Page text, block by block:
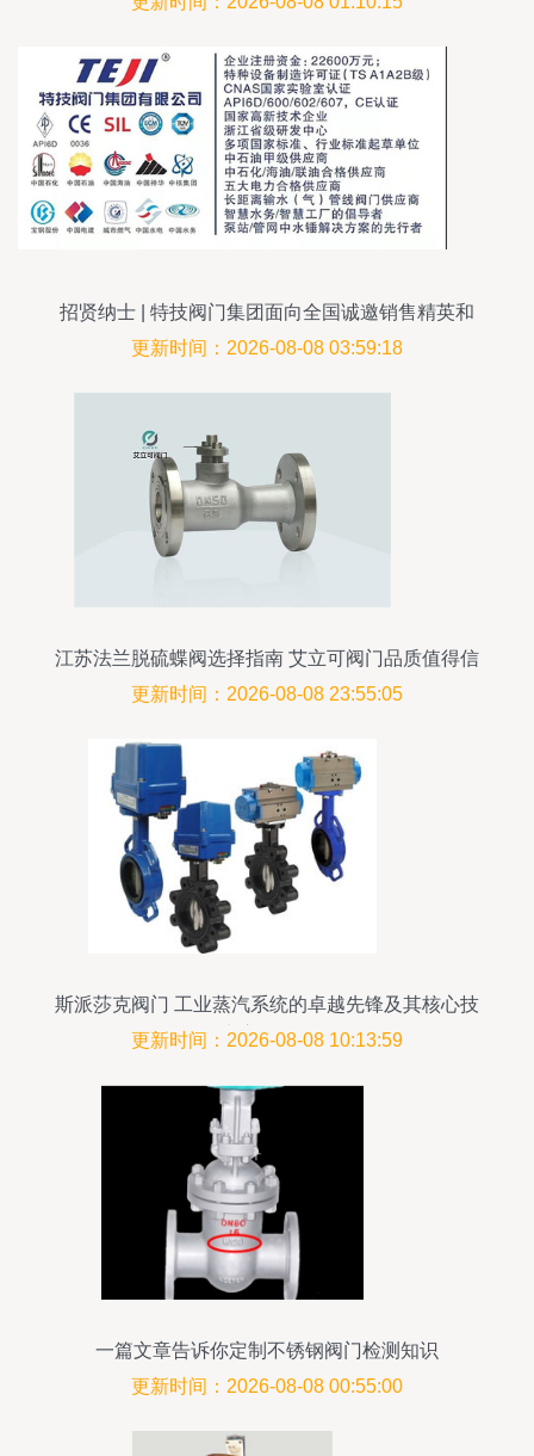
招贤纳士 | 特技阀门集团面向全国诚邀销售精英和
合作伙伴
更新时间：2026-08-08 03:59:18
江苏法兰脱硫蝶阀选择指南 艾立可阀门品质值得信
赖
更新时间：2026-08-08 23:55:05
斯派莎克阀门 工业蒸汽系统的卓越先锋及其核心技
术应用解析
更新时间：2026-08-08 10:13:59
一篇文章告诉你定制不锈钢阀门检测知识
更新时间：2026-08-08 00:55:00